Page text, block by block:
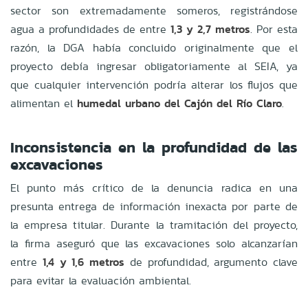
sector son extremadamente someros, registrándose
agua a profundidades de entre 1,3 y 2,7 metros. Por esta
razón, la DGA había concluido originalmente que el
proyecto debía ingresar obligatoriamente al SEIA, ya
que cualquier intervención podría alterar los flujos que
alimentan el humedal urbano del Cajón del Río Claro.
Inconsistencia en la profundidad de las
excavaciones
El punto más crítico de la denuncia radica en una
presunta entrega de información inexacta por parte de
la empresa titular. Durante la tramitación del proyecto,
la firma aseguró que las excavaciones solo alcanzarían
entre 1,4 y 1,6 metros de profundidad, argumento clave
para evitar la evaluación ambiental.